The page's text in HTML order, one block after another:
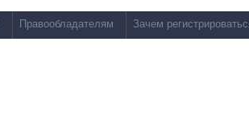
Правообладателям Зачем